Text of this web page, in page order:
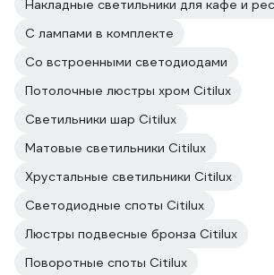
Накладные светильники для кафе и
С лампами в комплекте
Со встроенными светодиодами
Потолочные люстры хром Citilux
Светильники шар Citilux
Матовые светильники Citilux
Хрустальные светильники Citilux
Светодиодные споты Citilux
Люстры подвесные бронза Citilux
Поворотные споты Citilux